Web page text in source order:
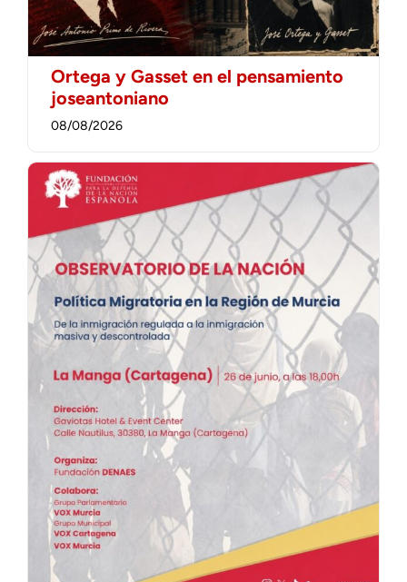
Ortega y Gasset en el pensamiento
joseantoniano
08/08/2026